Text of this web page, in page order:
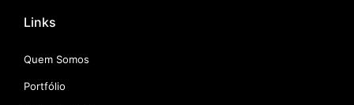
Links
Quem Somos
Portfólio